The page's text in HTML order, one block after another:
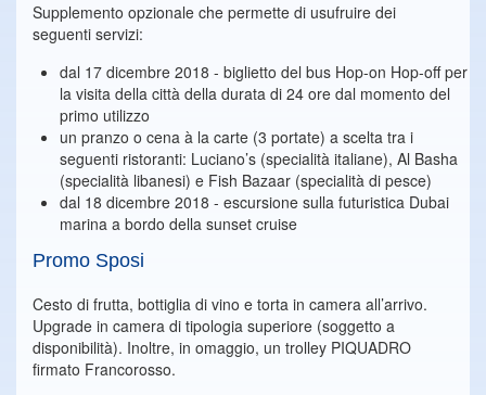
Supplemento opzionale che permette di usufruire dei
seguenti servizi:
dal 17 dicembre 2018 - biglietto del bus Hop-on Hop-off per
la visita della città della durata di 24 ore dal momento del
primo utilizzo
un pranzo o cena à la carte (3 portate) a scelta tra i
seguenti ristoranti: Luciano’s (specialità italiane), Al Basha
(specialità libanesi) e Fish Bazaar (specialità di pesce)
dal 18 dicembre 2018 - escursione sulla futuristica Dubai
marina a bordo della sunset cruise
Promo Sposi
Cesto di frutta, bottiglia di vino e torta in camera all’arrivo.
Upgrade in camera di tipologia superiore (soggetto a
disponibilità). Inoltre, in omaggio, un trolley PIQUADRO
firmato Francorosso.